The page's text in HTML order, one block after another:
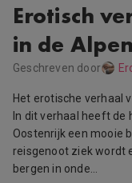
Erotisch
in de
Geschreven door
Het erotische verhaal
In dit verhaal heeft de
Oostenrijk een mooie
reisgenoot ziek wordt
bergen in onde…